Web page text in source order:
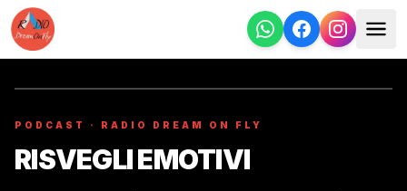
PODCAST · RADIO DREAM ON FLY
RISVEGLI EMOTIVI